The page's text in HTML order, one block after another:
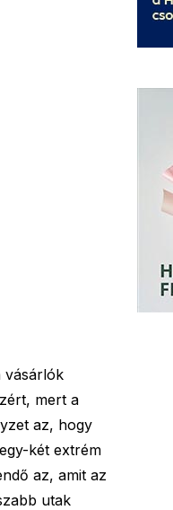
vásárlók
mert a
az, hogy
két extrém
az, amit az
utak